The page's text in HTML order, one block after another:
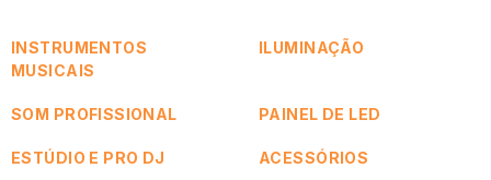
INSTRUMENTOS
MUSICAIS
ILUMINAÇÃO
SOM PROFISSIONAL PAINEL DE LED
ESTÚDIO E PRO DJ ACESSÓRIOS